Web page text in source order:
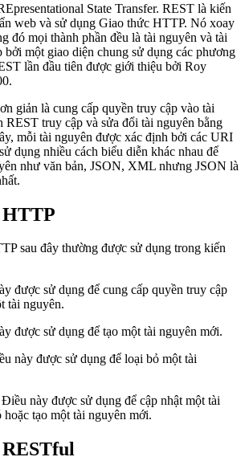
State Transfer. REST là kiến
web và sử dụng Giao thức HTTP. Nó xoay
đó mọi thành phần đều là tài nguyên và tài
bởi một giao diện chung sử dụng các phương
lần đầu tiên được giới thiệu bởi Roy
giản là cung cấp quyền truy cập vào tài
REST truy cập và sửa đổi tài nguyên bằng
mỗi tài nguyên được xác định bởi các URI
dụng nhiều cách biểu diễn khác nhau để
như văn bản, JSON, XML nhưng JSON là
sau đây thường được sử dụng trong kiến
được sử dụng để cung cấp quyền truy cập
tài nguyên.
được sử dụng để tạo một tài nguyên mới.
này được sử dụng để loại bỏ một tài
này được sử dụng để cập nhật một tài
hoặc tạo một tài nguyên mới.